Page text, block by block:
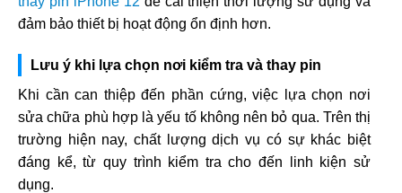
đảm bảo thiết bị hoạt động ổn định hơn.
Lưu ý khi lựa chọn nơi kiểm tra và thay pin
Khi cần can thiệp đến phần cứng, việc lựa chọn nơi
sửa chữa phù hợp là yếu tố không nên bỏ qua. Trên thị
trường hiện nay, chất lượng dịch vụ có sự khác biệt
đáng kể, từ quy trình kiểm tra cho đến linh kiện sử
dụng.